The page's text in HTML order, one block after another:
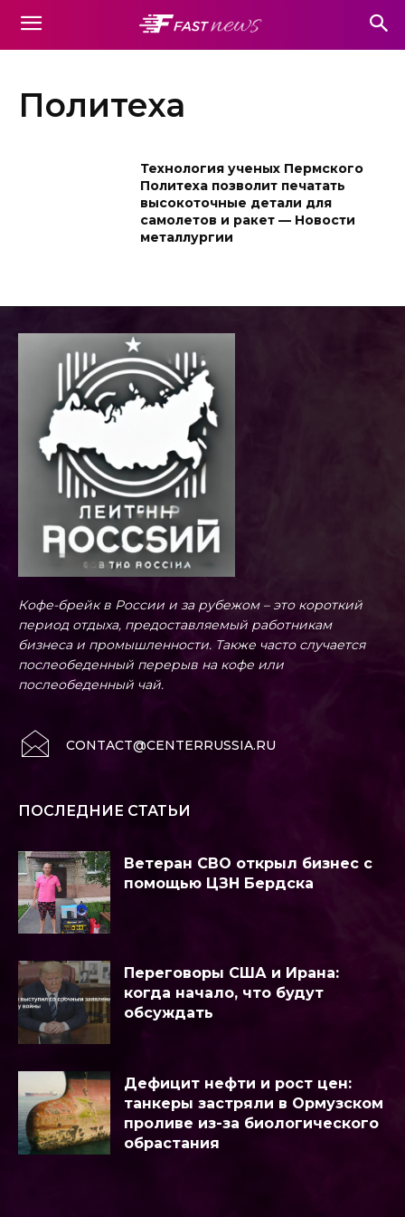
Политеха
Технология ученых Пермского
Политеха позволит печатать
высокоточные детали для
самолетов и ракет — Новости
металлургии
Кофе-брейк в России и за рубежом – это короткий
период отдыха, предоставляемый работникам
бизнеса и промышленности. Также часто случается
послеобеденный перерыв на кофе или
послеобеденный чай.
CONTACT@CENTERRUSSIA.RU
ПОСЛЕДНИЕ СТАТЬИ
Ветеран СВО открыл бизнес с
помощью ЦЗН Бердска
Переговоры США и Ирана:
когда начало, что будут
обсуждать
Дефицит нефти и рост цен:
танкеры застряли в Ормузском
проливе из-за биологического
обрастания